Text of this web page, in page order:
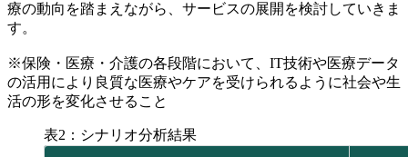
療の動向を踏まえながら、サービスの展開を検討していきま
す。
※保険・医療・介護の各段階において、IT技術や医療データ
の活用により良質な医療やケアを受けられるように社会や生
活の形を変化させること
表2：シナリオ分析結果